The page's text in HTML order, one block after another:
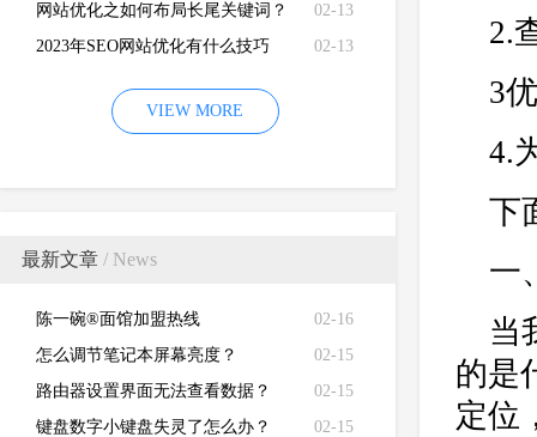
02-13
网站优化之如何布局长尾关键词？
02-13
2023年SEO网站优化有什么技巧
VIEW MORE
最新文章 / News
02-16
陈一碗®面馆加盟热线
02-15
怎么调节笔记本屏幕亮度？
02-15
路由器设置界面无法查看数据？
02-15
键盘数字小键盘失灵了怎么办？
2.
3
4.
下
一
当
的是
定位